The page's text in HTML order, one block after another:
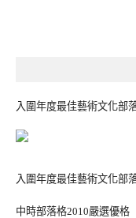
入圍年度最佳藝術文化部
入圍年度最佳藝術文化部
中時部落格2010嚴選優格